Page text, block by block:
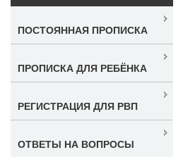
ПОСТОЯННАЯ ПРОПИСКА
ПРОПИСКА ДЛЯ РЕБЁНКА
РЕГИСТРАЦИЯ ДЛЯ РВП
ОТВЕТЫ НА ВОПРОСЫ